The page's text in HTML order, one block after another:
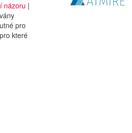
názoru |
pro
které